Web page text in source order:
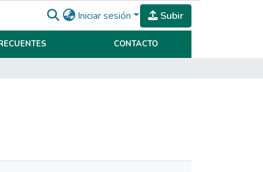
Iniciar sesión Subir
CONTACTO